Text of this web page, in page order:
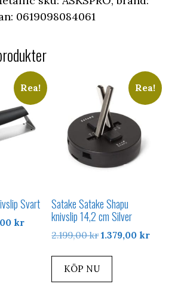
0619098084061
Rea!
Svart
krDet
nuvarande
Rea!
Satake Satake Shapu
knivslip 14,2 cm Silver
2.199,00krDet
1.379,00 krDet
KÖP NU